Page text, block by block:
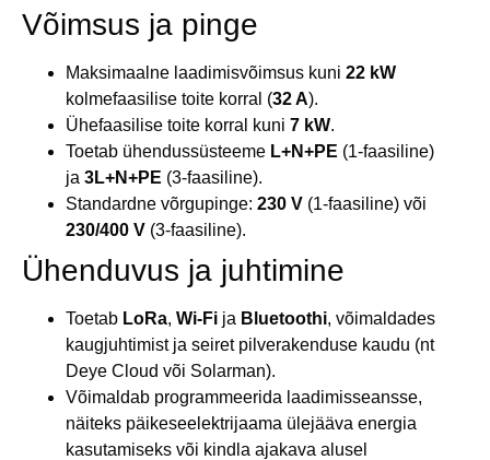
Võimsus ja pinge
Maksimaalne laadimisvõimsus kuni 22 kW
kolmefaasilise toite korral (32 A).
Ühefaasilise toite korral kuni 7 kW.
Toetab ühendussüsteeme L+N+PE (1-faasiline)
ja 3L+N+PE (3-faasiline).
Standardne võrgupinge: 230 V (1-faasiline) või
230/400 V (3-faasiline).
Ühenduvus ja juhtimine
Toetab LoRa, Wi-Fi ja Bluetoothi, võimaldades
kaugjuhtimist ja seiret pilverakenduse kaudu (nt
Deye Cloud või Solarman).
Võimaldab programmeerida laadimisseansse,
näiteks päikeseelektrijaama ülejääva energia
kasutamiseks või kindla ajakava alusel